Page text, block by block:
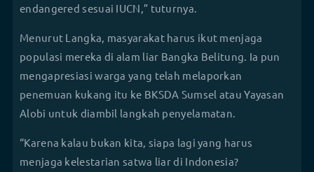
endangered sesuai IUCN,” tuturnya.
Menurut Langka, masyarakat harus ikut menjaga
populasi mereka di alam liar Bangka Belitung. Ia pun
mengapresiasi warga yang telah melaporkan
penemuan kukang itu ke BKSDA Sumsel atau Yayasan
Alobi untuk diambil langkah penyelamatan.
“Karena kalau bukan kita, siapa lagi yang harus
menjaga kelestarian satwa liar di Indonesia?